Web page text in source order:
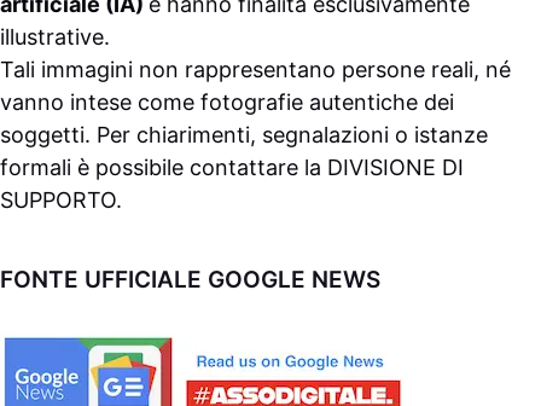
illustrative.
Tali immagini non rappresentano persone reali, né
vanno intese come fotografie autentiche dei
soggetti. Per chiarimenti, segnalazioni o istanze
formali è possibile contattare la DIVISIONE DI
SUPPORTO.
FONTE UFFICIALE GOOGLE NEWS